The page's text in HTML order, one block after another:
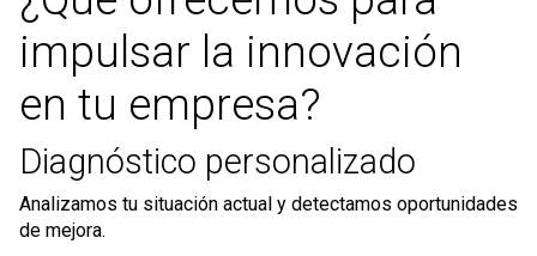
impulsar la innovación
en tu empresa?
Diagnóstico personalizado
Analizamos tu situación actual y detectamos oportunidades
de mejora.